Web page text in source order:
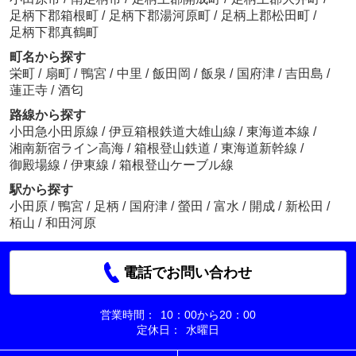
足柄下郡箱根町 / 足柄下郡湯河原町 / 足柄上郡松田町 /
足柄下郡真鶴町
町名から探す
栄町 / 扇町 / 鴨宮 / 中里 / 飯田岡 / 飯泉 / 国府津 / 吉田島 /
蓮正寺 / 酒匂
路線から探す
小田急小田原線 / 伊豆箱根鉄道大雄山線 / 東海道本線 /
湘南新宿ライン高海 / 箱根登山鉄道 / 東海道新幹線 /
御殿場線 / 伊東線 / 箱根登山ケーブル線
駅から探す
小田原 / 鴨宮 / 足柄 / 国府津 / 螢田 / 富水 / 開成 / 新松田 /
栢山 / 和田河原
電話でお問い合わせ
営業時間：
10：00から20：00
定休日：
水曜日